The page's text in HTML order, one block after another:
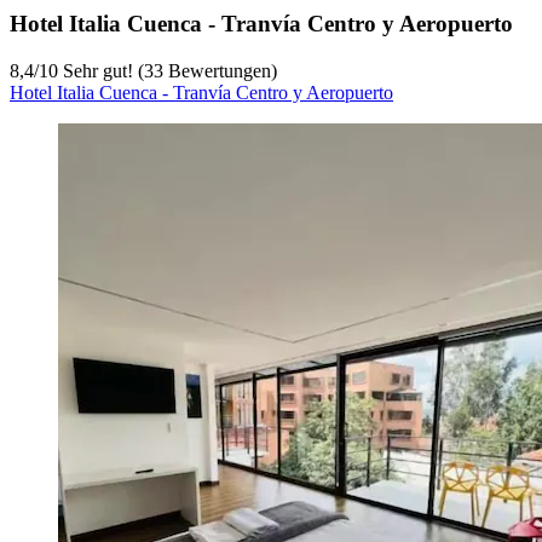
Hotel Italia Cuenca - Tranvía Centro y Aeropuerto
8,4/10 Sehr gut! (33 Bewertungen)
Hotel Italia Cuenca - Tranvía Centro y Aeropuerto